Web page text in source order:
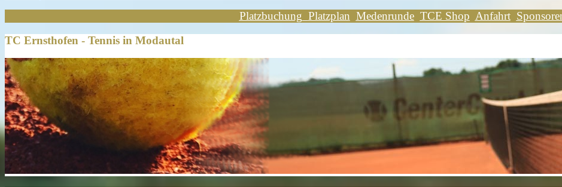
Platzbuchung Platzplan Medenrunde TCE Shop Anfahrt
TC Ernsthofen - Tennis in Modautal